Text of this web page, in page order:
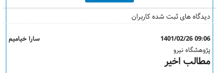
دیدگاه های ثبت شده کاربران
سارا خیامیم
1401/02/26 09:06
پژوهشگاه نیرو
مطالب اخیر